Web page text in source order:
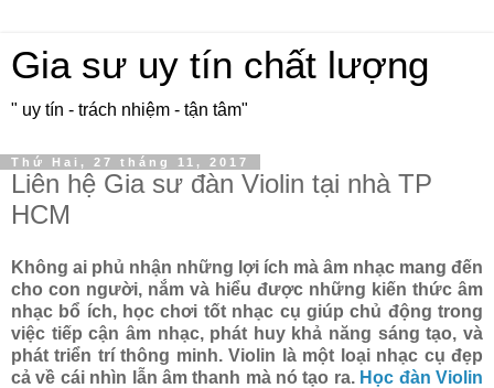
Gia sư uy tín chất lượng
" uy tín - trách nhiệm - tận tâm"
Thứ Hai, 27 tháng 11, 2017
Liên hệ Gia sư đàn Violin tại nhà TP
HCM
Không ai phủ nhận những lợi ích mà âm nhạc mang đến
cho con người, nắm và hiểu được những kiến thức âm
nhạc bổ ích, học chơi tốt nhạc cụ giúp chủ động trong
việc tiếp cận âm nhạc, phát huy khả năng sáng tạo, và
phát triển trí thông minh. Violin là một loại nhạc cụ đẹp
cả về cái nhìn lẫn âm thanh mà nó tạo ra. Học đàn Violin